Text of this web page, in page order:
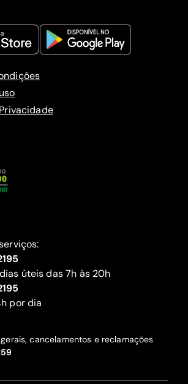
úteis das 7h às 20h
por dia
cancelamentos e reclamações